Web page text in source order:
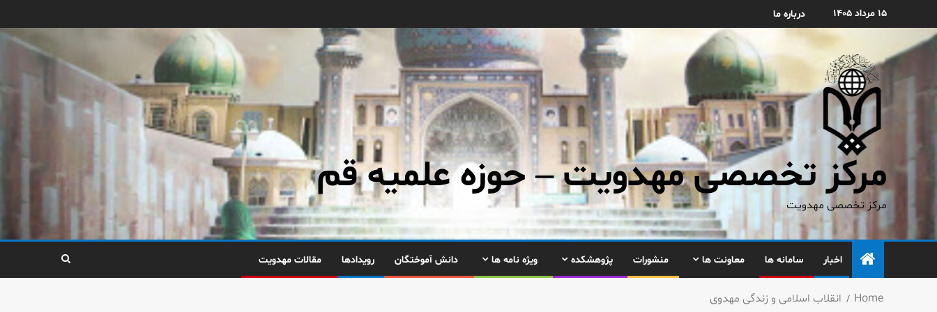
۱۵ مرداد ۱۴۰۵ درباره ما
مرکز تخصصی مهدویت – حوزه علمیه قم
مرکز تخصصی مهدویت
اخبار سامانه ها معاونت ها منشورات پژوهشکده ویژه نامه ها دانش آموختگان رویدادها مقالات مهدویت
Home انقلاب اسلامی و زندگی مهدوی